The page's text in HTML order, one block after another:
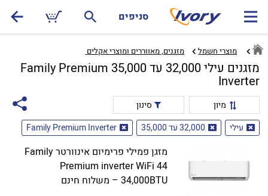
סניפים
מוצרי חשמל מזגנים, מאווררים ומוצרי אקלים ‏
מזגנים עילי 32,000 עד 35,000 Family Premium
Inverter
מיון
סינון
עילי
32,000 עד 35,000 Family Premium Inverter
מזגן פמילי פרימיום אינוורטר Family
Premium inverter WiFi 44
34,000BTU – משלוח חינם